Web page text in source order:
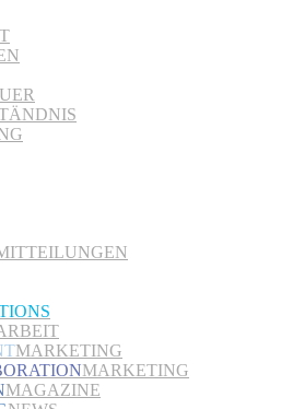
MARKETING
MARKETING
MAGAZINE